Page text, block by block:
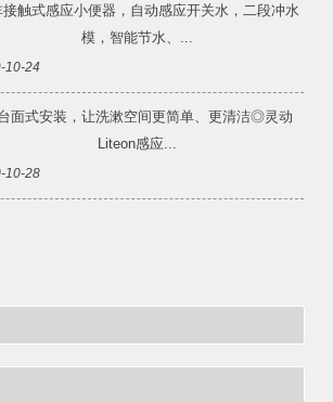
触式感应小便器，自动感应开关水，二段冲水
模，智能节水、...
10-24
面式安装，让洗漱空间更简单、更清洁◎灵动
Liteon感应...
10-28